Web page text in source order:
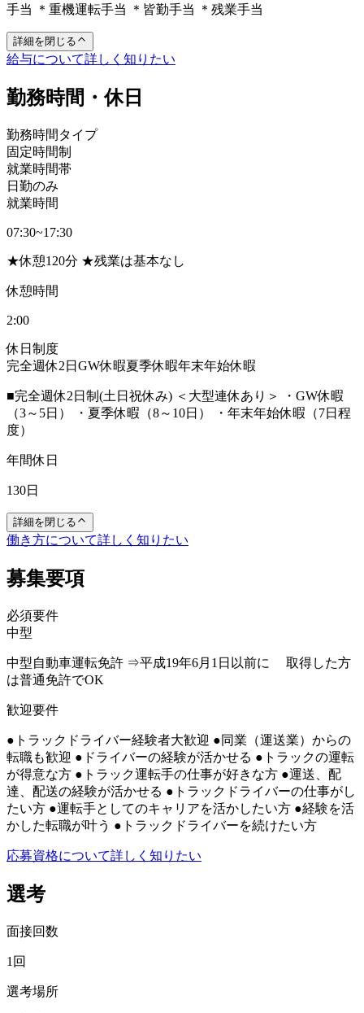
手当 ＊重機運転手当 ＊皆勤手当 ＊残業手当
詳細を閉じる
給与について詳しく知りたい
勤務時間・休日
勤務時間タイプ
固定時間制
就業時間帯
日勤のみ
就業時間
07:30~17:30
★休憩120分 ★残業は基本なし
休憩時間
2:00
休日制度
完全週休2日 GW休暇夏季休暇年末年始休暇
■完全週休2日制(土日祝休み) ＜大型連休あり＞ ・GW休暇
（3～5日） ・夏季休暇（8～10日） ・年末年始休暇（7日程
度）
年間休日
130日
詳細を閉じる
働き方について詳しく知りたい
募集要項
必須要件
中型
中型自動車運転免許 ⇒平成19年6月1日以前に 取得した方
は普通免許でOK
歓迎要件
●トラックドライバー経験者大歓迎 ●同業（運送業）からの
転職も歓迎 ●ドライバーの経験が活かせる ●トラックの運転
が得意な方 ●トラック運転手の仕事が好きな方 ●運送、配
達、配送の経験が活かせる ●トラックドライバーの仕事がし
たい方 ●運転手としてのキャリアを活かしたい方 ●経験を活
かした転職が叶う ●トラックドライバーを続けたい方
応募資格について詳しく知りたい
選考
面接回数
1回
選考場所